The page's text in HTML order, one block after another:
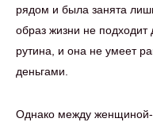
рядом и была занята
образ жизни не
рутина, и она не умеет
деньгами.
Однако между